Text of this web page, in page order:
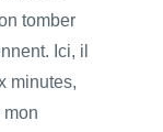
tomber
Ici, il
minutes,
mon